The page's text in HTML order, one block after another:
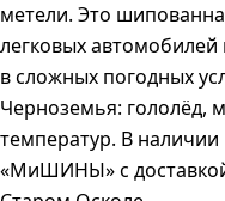
метели. Это
легковых автомобилей
в сложных погодных
Черноземья: гололёд,
температур. В
«МиШИНЫ» с